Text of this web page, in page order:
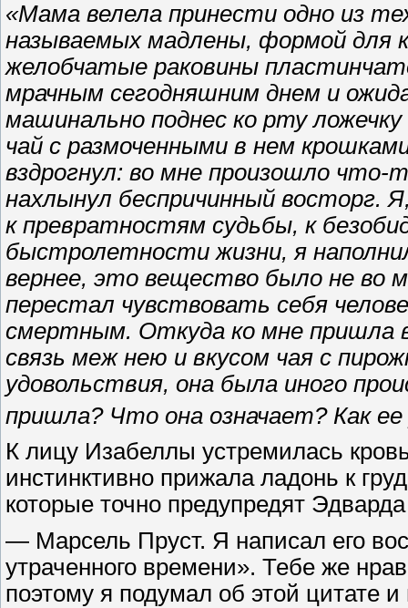
«Мама велела принести одно из
называемых мадлены, формой для
желобчатые раковины
мрачным сегодняшним днем и
машинально поднес ко рту
чай с размоченными в нем
вздрогнул: во мне произошло что-
нахлынул беспричинный восторг.
к превратностям судьбы, к
быстролетности жизни, я
вернее, это вещество было не
перестал чувствовать себя
смертным. Откуда ко мне пришла
связь меж нею и вкусом чая с
удовольствия, она была иного
пришла? Что она означает? Как
К лицу Изабеллы устремилась
инстинктивно прижала ладонь к
которые точно предупредят
— Марсель Пруст. Я написал его
утраченного времени». Тебе же
поэтому я подумал об этой цитате